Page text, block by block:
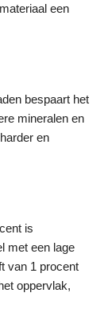
een
bespaart het
mineralen en
en
is
met een lage
van 1 procent
oppervlak,